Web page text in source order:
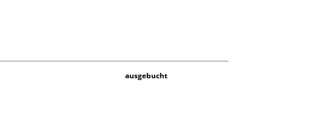
ausgebucht